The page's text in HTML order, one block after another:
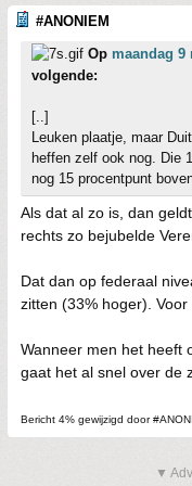
#ANONIEM
Op maandag 9
volgende:
[..]
Leuken plaatje, maar
heffen zelf ook nog. Die
nog 15 procentpunt
Als dat al zo is, dan
rechts zo bejubelde
Dat dan op federaal
zitten (33% hoger).
Wanneer men het heeft
gaat het al snel over de
Bericht 4% gewijzigd door
▼